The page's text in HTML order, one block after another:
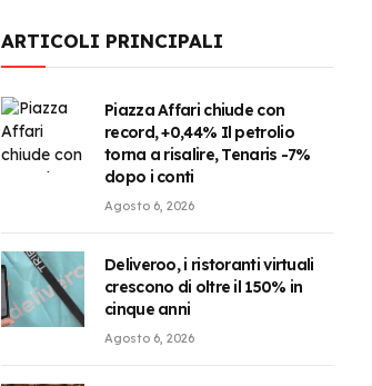
ARTICOLI PRINCIPALI
Piazza Affari chiude con
record, +0,44% Il petrolio
torna a risalire, Tenaris -7%
dopo i conti
Agosto 6, 2026
Deliveroo, i ristoranti virtuali
crescono di oltre il 150% in
cinque anni
Agosto 6, 2026